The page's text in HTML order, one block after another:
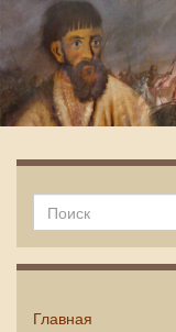
Емельян Пугачев
Главная